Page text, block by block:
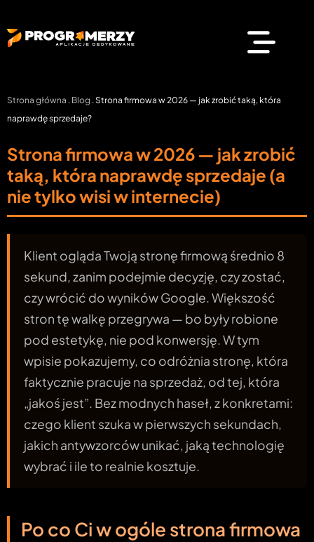
Strona główna . Blog .Strona firmowa w 2026 — jak zrobić taką, która
naprawdę sprzedaje?
Strona firmowa w 2026 — jak zrobić
taką, która naprawdę sprzedaje (a
nie tylko wisi w internecie)
Klient ogląda Twoją stronę firmową średnio 8
sekund, zanim podejmie decyzję, czy zostać,
czy wrócić do wyników Google. Większość
stron tę walkę przegrywa — bo były robione
pod estetykę, nie pod konwersję. W tym
wpisie pokazujemy, co odróżnia stronę, która
faktycznie pracuje na sprzedaż, od tej, która
„jakoś jest”. Bez modnych haseł, z konkretami:
czego klient szuka w pierwszych sekundach,
jakich antywzorców unikać, jaką technologię
wybrać i ile to realnie kosztuje.
Po co Ci w ogóle strona firmowa